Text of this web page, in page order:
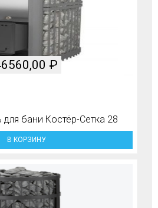
бани Костёр-Сетка 28
₽
В КОРЗИНУ